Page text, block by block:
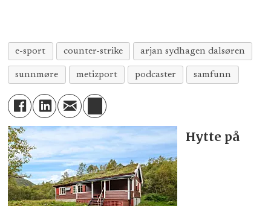
e-sport counter-strike arjan sydhagen dalsøren
sunnmøre metizport podcaster samfunn
Hytte på